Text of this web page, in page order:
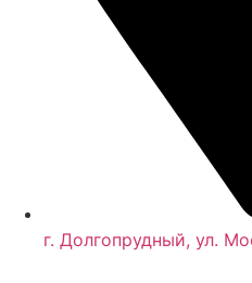
Настройка и ремонт
омывателей Вольво
Ремонт или замена
Ремонт или замена
Замена ламп освещения
Диагностика всех
Volvo
г. Долгопрудный, ул.